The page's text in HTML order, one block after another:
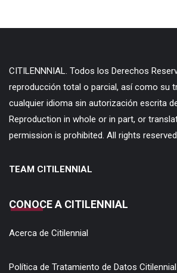
CITILENNNIAL. Todos los Derechos
reproducción total o parcial, así como su
cualquier idioma sin autorización escrita
Reproduction in whole or in part, or
permission is prohibited. All rights
TEAM CITILENNIAL
CONOCE A CITILENNIAL
Acerca de Citilennial
Política de Tratamiento de Datos Citilennial